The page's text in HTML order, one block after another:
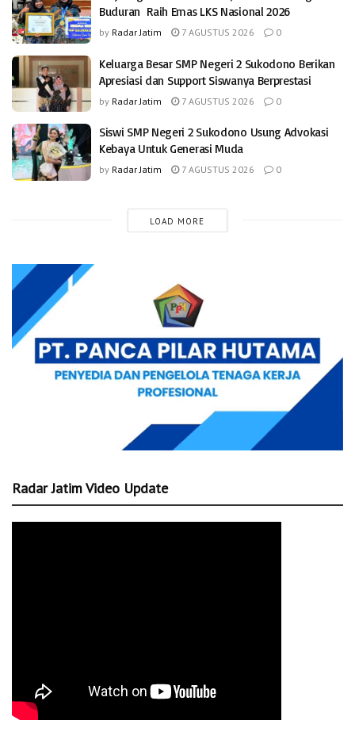
Buduran Raih Emas LKS Nasional 2026
by Radar Jatim 7 AGUSTUS 2026 0
Keluarga Besar SMP Negeri 2 Sukodono Berikan
Apresiasi dan Support Siswanya Berprestasi
by Radar Jatim 7 AGUSTUS 2026 0
Siswi SMP Negeri 2 Sukodono Usung Advokasi
Kebaya Untuk Generasi Muda
by Radar Jatim 7 AGUSTUS 2026 0
LOAD MORE
Radar Jatim Video Update